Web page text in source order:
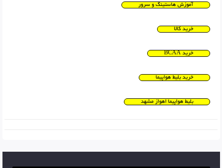
آموزش هاستینگ و سرور
خرید کالا
خرید BCAA
خرید بلیط هواپیما
بلیط هواپیما اهواز مشهد